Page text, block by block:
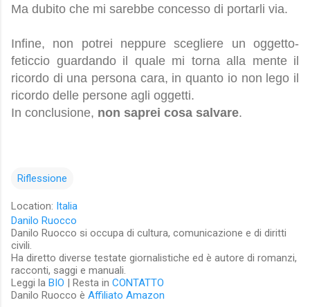
Ma dubito che mi sarebbe concesso di portarli via.
Infine, non potrei neppure scegliere un oggetto-
feticcio guardando il quale mi torna alla mente il
ricordo di una persona cara, in quanto io non lego il
ricordo delle persone agli oggetti.
In conclusione, non saprei cosa salvare.
Riflessione
Location: Italia
Danilo Ruocco
Danilo Ruocco si occupa di cultura, comunicazione e di diritti
civili.
Ha diretto diverse testate giornalistiche ed è autore di romanzi,
racconti, saggi e manuali.
Leggi la BIO | Resta in CONTATTO
Danilo Ruocco è Affiliato Amazon